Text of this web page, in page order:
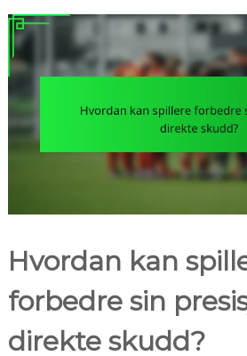
Hvordan kan
forbedre sin
direkte skudd?